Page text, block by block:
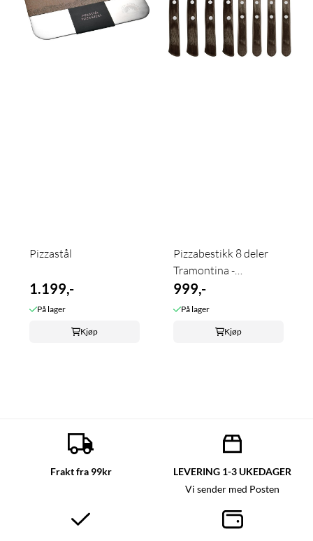
Pizzastål
1.199,-
På lager
Kjøp
Pizzabestikk 8 deler
Tramontina -
Polywood
999,-
På lager
Kjøp
Frakt fra 99kr LEVERING 1-3 UKEDAGER
Vi sender med Posten